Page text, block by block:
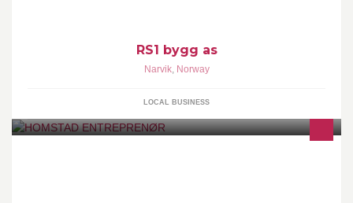
RS1 bygg as
Narvik, Norway
LOCAL BUSINESS